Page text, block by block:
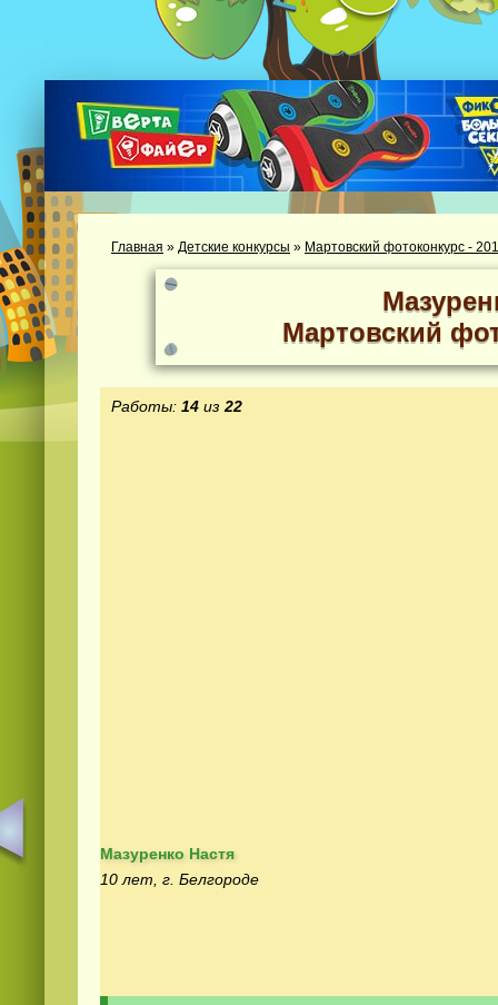
Главная » Детские конкурсы » Мартовский фотоконкурс -
Мартовский
Работы: 14 из 22
Мазуренко Настя
10 лет, г. Белгороде